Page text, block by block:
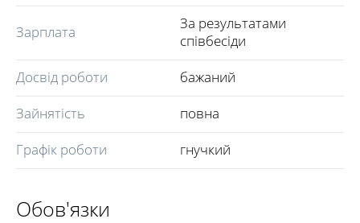
Зарплата
За результатами
співбесіди
Досвід роботи
бажаний
Зайнятість
повна
Графік роботи
гнучкий
Обов'язки